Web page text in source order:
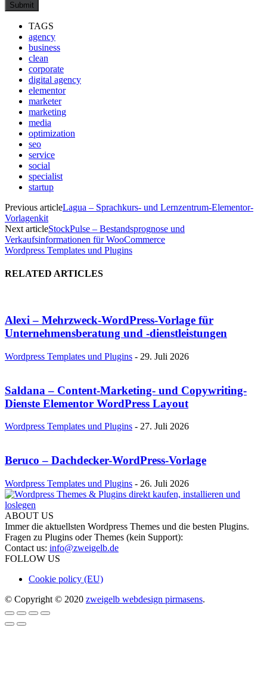
TAGS
agency
business
clean
corporate
digital agency
elementor
marketer
marketing
media
optimization
seo
service
social
specialist
startup
Previous articleLagua – Sprachkurs- und Lernzentrum-Elementor-
Vorlagenkit
Next articleStockPulse – Bestandsprognose und
Verkaufsinformationen für WooCommerce
Wordpress Templates und Plugins
RELATED ARTICLES
Alexi – Mehrzweck-WordPress-Vorlage für
Unternehmensberatung und -dienstleistungen
Wordpress Templates und Plugins - 29. Juli 2026
Saldana – Content-Marketing- und Copywriting-
Dienste Elementor WordPress Layout
Wordpress Templates und Plugins - 27. Juli 2026
Beruco – Dachdecker-WordPress-Vorlage
Wordpress Templates und Plugins - 26. Juli 2026
ABOUT US
Immer die aktuellsten Wordpress Themes und die besten Plugins.
Fragen zu Plugins oder Themes (kein Support):
Contact us: info@zweigelb.de
FOLLOW US
Cookie policy (EU)
© Copyright © 2020 zweigelb webdesign pirmasens.